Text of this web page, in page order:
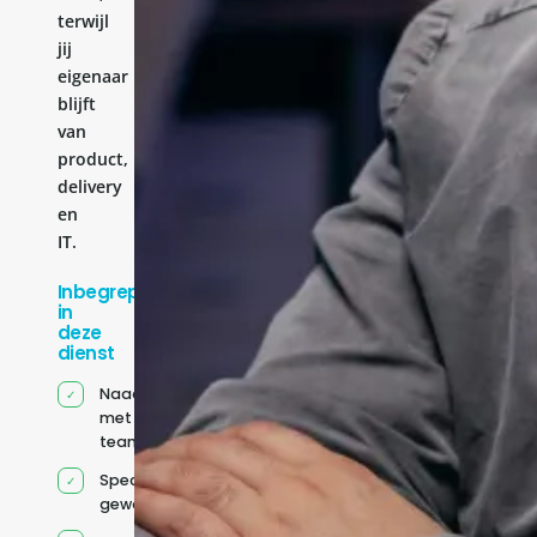
terwijl
jij
eigenaar
blijft
van
product,
delivery
en
IT.
Inbegrepen
in
deze
dienst
Naadloze integratie
met jouw bestaande
team
Specifiek voor jou
geworven profiel